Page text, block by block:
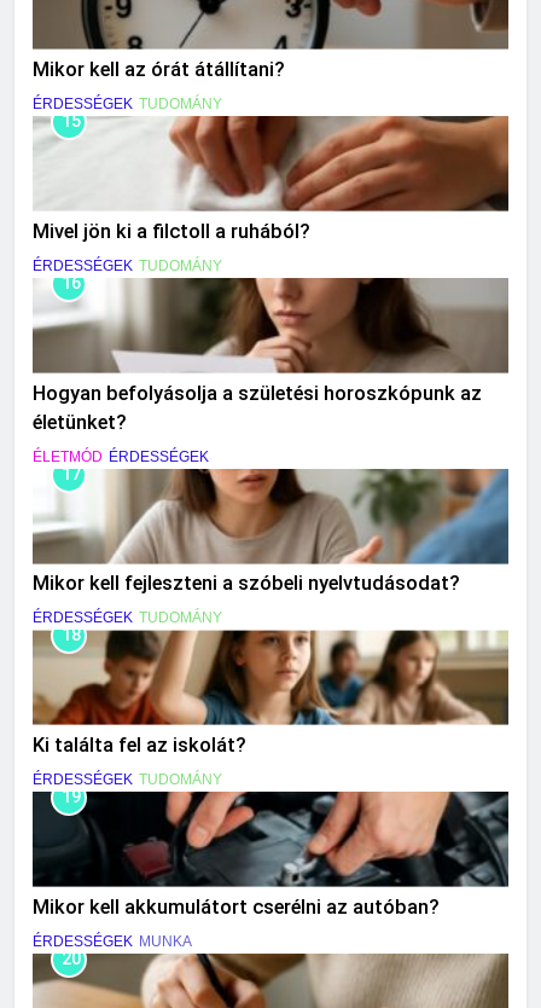
Mikor kell az órát átállítani?
ÉRDESSÉGEK TUDOMÁNY
15
Mivel jön ki a filctoll a ruhából?
ÉRDESSÉGEK TUDOMÁNY
16
Hogyan befolyásolja a születési horoszkópunk az
életünket?
ÉLETMÓD ÉRDESSÉGEK
17
Mikor kell fejleszteni a szóbeli nyelvtudásodat?
ÉRDESSÉGEK TUDOMÁNY
18
Ki találta fel az iskolát?
ÉRDESSÉGEK TUDOMÁNY
19
Mikor kell akkumulátort cserélni az autóban?
ÉRDESSÉGEK MUNKA
20